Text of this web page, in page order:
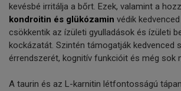
kevésbé irritálja a bőrt. Ezek, valamint a
kondroitin és glükózamin védik
csökkentik az ízületi gyulladások és ízületi
kockázatát. Szintén támogatják kedvenced
érrendszerét, kognitív funkcióit és még sok
A taurin és az L-karnitin létfontosságú